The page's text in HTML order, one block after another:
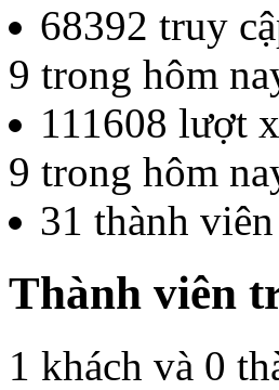
68392 truy
9 trong hôm
111608 lượt
9 trong hôm
31 thành viên
Thành viên
1 khách và 0